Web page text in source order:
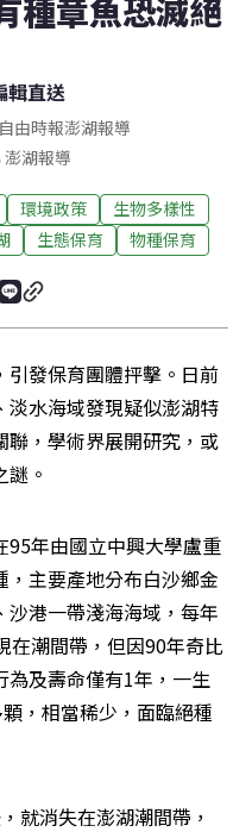
種章魚恐滅絕
輯直送
由時報澎湖報導
澎湖報導
環境政策
生物多樣性
生態保育 物種保育
發保育團體抨擊。日前
淡水海域發現疑似澎湖特
聯，學術界展開研究，或
。
年由國立中興大學盧重
主要產地分布白沙鄉金
港一帶淺海海域，每年
在潮間帶，但因90年奇比
為及壽命僅有1年，一生
，相當稀少，面臨絕種
就消失在澎湖潮間帶，